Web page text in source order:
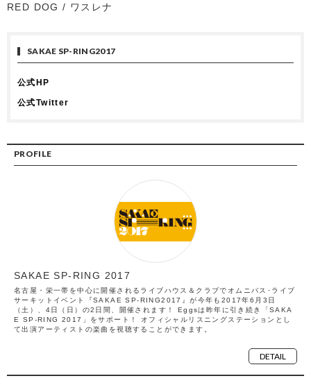
RED DOG / ワスレナ
SAKAE SP-RING2017
公式HP
公式Twitter
PROFILE
SAKAE SP-RING 2017
名古屋・栄一帯を中心に開催されるライブハウス＆クラブでオムニバス･ライブ
サーキットイベント『SAKAE SP-RING2017』が今年も2017年6月3日
（土）、4日（日）の2日間、開催されます！ Eggsは昨年に引き続き「SAKA
E SP-RING 2017」をサポート！ オフィシャルリスニングステーションとし
て出演アーティストの楽曲を視聴することができます。
DETAIL